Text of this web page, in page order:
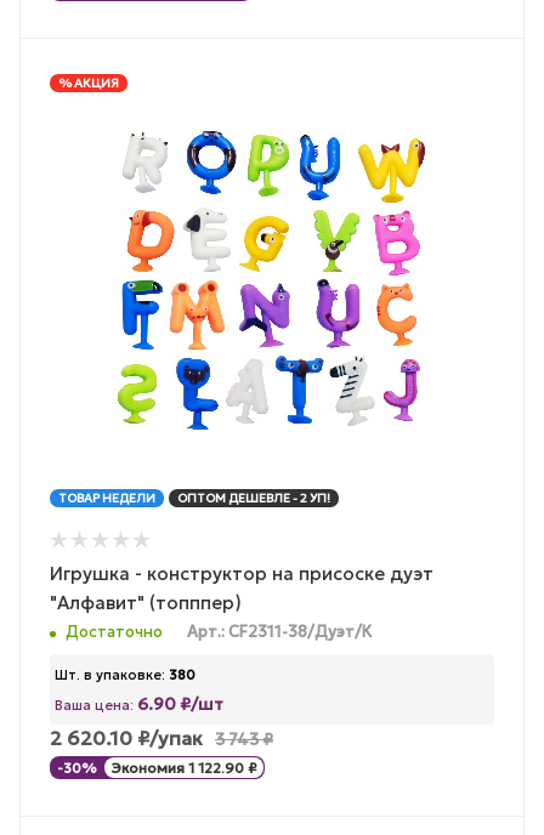
% АКЦИЯ
ТОВАР НЕДЕЛИ ОПТОМ ДЕШЕВЛЕ - 2 УП!
Игрушка - конструктор на присоске дуэт
"Алфавит" (топппер)
Достаточно Арт.: CF2311-38/Дуэт/К
Шт. в упаковке: 380
Ваша цена: 6.90 ₽/шт
2 620.10 ₽/упак 3 743₽
-30% Экономия 1 122.90 ₽